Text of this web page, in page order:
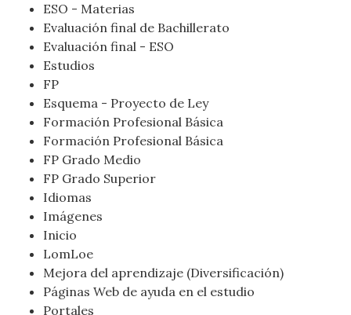
ESO - Materias
Evaluación final de Bachillerato
Evaluación final - ESO
Estudios
FP
Esquema - Proyecto de Ley
Formación Profesional Básica
Formación Profesional Básica
FP Grado Medio
FP Grado Superior
Idiomas
Imágenes
Inicio
LomLoe
Mejora del aprendizaje (Diversificación)
Páginas Web de ayuda en el estudio
Portales